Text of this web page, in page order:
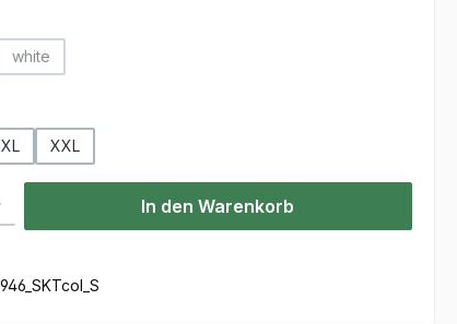
white
XL XXL
den gewünschten Wert ein oder benutze die Schaltflächen
In den Warenkorb